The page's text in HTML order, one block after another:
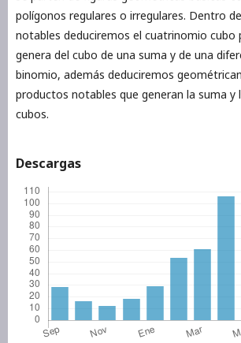
polígonos regulares o irregulares. Dentro
notables deduciremos el cuatrinomio cubo
genera del cubo de una suma y de una
binomio, además deduciremos
productos notables que generan la suma y
cubos.
Descargas